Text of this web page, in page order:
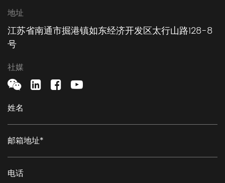
地址
江苏省南通市掘港镇如东经济开发区太行山路128-8
号
社媒